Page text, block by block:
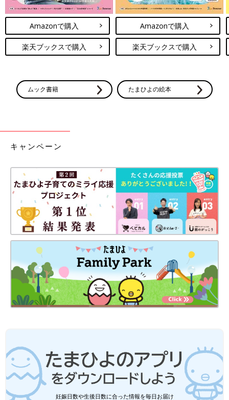
Amazonで購入
楽天ブックスで購入
Amazonで購入
楽天ブックスで購入
ムック書籍 たまひよの絵本
キャンペーン
妊娠日数や生後日数に合った情報を毎日お届け